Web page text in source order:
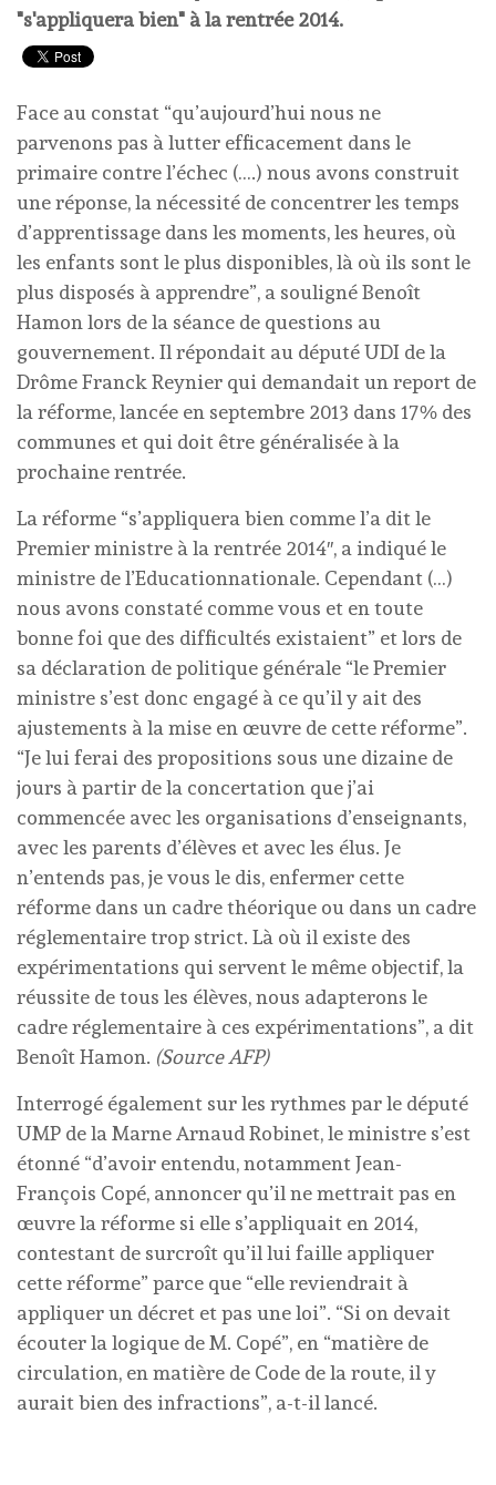
"s'appliquera bien" à la rentrée 2014.
Face au constat “qu’aujourd’hui nous ne
parvenons pas à lutter efficacement dans le
primaire contre l’échec (….) nous avons construit
une réponse, la nécessité de concentrer les temps
d’apprentissage dans les moments, les heures, où
les enfants sont le plus disponibles, là où ils sont le
plus disposés à apprendre”, a souligné Benoît
Hamon lors de la séance de questions au
gouvernement. Il répondait au député UDI de la
Drôme Franck Reynier qui demandait un report de
la réforme, lancée en septembre 2013 dans 17% des
communes et qui doit être généralisée à la
prochaine rentrée.
La réforme “s’appliquera bien comme l’a dit le
Premier ministre à la rentrée 2014″, a indiqué le
ministre de l’Educationnationale. Cependant (…)
nous avons constaté comme vous et en toute
bonne foi que des difficultés existaient” et lors de
sa déclaration de politique générale “le Premier
ministre s’est donc engagé à ce qu’il y ait des
ajustements à la mise en œuvre de cette réforme”.
“Je lui ferai des propositions sous une dizaine de
jours à partir de la concertation que j’ai
commencée avec les organisations d’enseignants,
avec les parents d’élèves et avec les élus. Je
n’entends pas, je vous le dis, enfermer cette
réforme dans un cadre théorique ou dans un cadre
réglementaire trop strict. Là où il existe des
expérimentations qui servent le même objectif, la
réussite de tous les élèves, nous adapterons le
cadre réglementaire à ces expérimentations”, a dit
Benoît Hamon. (Source AFP)
Interrogé également sur les rythmes par le député
UMP de la Marne Arnaud Robinet, le ministre s’est
étonné “d’avoir entendu, notamment Jean-
François Copé, annoncer qu’il ne mettrait pas en
œuvre la réforme si elle s’appliquait en 2014,
contestant de surcroît qu’il lui faille appliquer
cette réforme” parce que “elle reviendrait à
appliquer un décret et pas une loi”. “Si on devait
écouter la logique de M. Copé”, en “matière de
circulation, en matière de Code de la route, il y
aurait bien des infractions”, a-t-il lancé.